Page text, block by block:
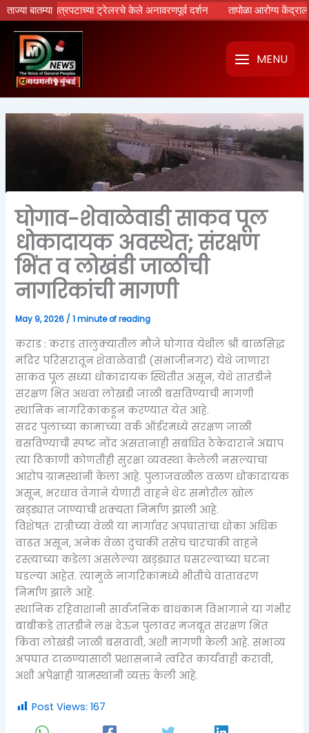
ताज्या बातम्याचित्रपटाच्या ट्रेलरचे केले अनावरणपूर्व दर्शन तापोळा आरोग्य केंद्राला
Skip
to
content
MENU
घोगाव-शेवाळेवाडी साकव पूल
धोकादायक अवस्थेत; संरक्षण
भिंत व लोखंडी जाळीची
नागरिकांची मागणी
May 9, 2026 /1 minute of reading
कराड : कराड तालुक्यातील मौजे घोगाव येथील श्री बाळसिद्ध
मंदिर परिसरातून शेवाळेवाडी (संभाजीनगर) येथे जाणारा
साकव पूल सध्या धोकादायक स्थितीत असून, येथे तातडीने
संरक्षण भिंत अथवा लोखंडी जाळी बसविण्याची मागणी
स्थानिक नागरिकांकडून करण्यात येत आहे.
सदर पुलाच्या कामाच्या वर्क ऑर्डरमध्ये संरक्षण जाळी
बसविण्याची स्पष्ट नोंद असतानाही संबंधित ठेकेदाराने अद्याप
त्या ठिकाणी कोणतीही सुरक्षा व्यवस्था केलेली नसल्याचा
आरोप ग्रामस्थांनी केला आहे. पुलाजवळील वळण धोकादायक
असून, भरधाव वेगाने येणारी वाहने थेट समोरील खोल
खड्ड्यात जाण्याची शक्यता निर्माण झाली आहे.
विशेषतः रात्रीच्या वेळी या मार्गावर अपघाताचा धोका अधिक
वाढत असून, अनेक वेळा दुचाकी तसेच चारचाकी वाहने
रस्त्याच्या कडेला असलेल्या खड्ड्यात घसरल्याच्या घटना
घडल्या आहेत. त्यामुळे नागरिकांमध्ये भीतीचे वातावरण
निर्माण झाले आहे.
स्थानिक रहिवाशांनी सार्वजनिक बांधकाम विभागाने या गंभीर
बाबीकडे तातडीने लक्ष देऊन पुलावर मजबूत संरक्षण भिंत
किंवा लोखंडी जाळी बसवावी, अशी मागणी केली आहे. संभाव्य
अपघात टाळण्यासाठी प्रशासनाने त्वरित कार्यवाही करावी,
अशी अपेक्षाही ग्रामस्थांनी व्यक्त केली आहे.
Post Views: 167